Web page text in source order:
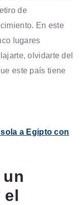
de
En este
lugares
olvidarte del
este país tiene
a Egipto con
un
el